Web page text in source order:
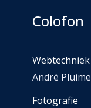
Colofon
Webtechniek
André
Fotografie